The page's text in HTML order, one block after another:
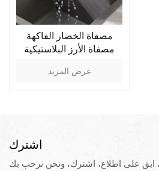
مصفاة الخضار الفاكهة
مصفاة الأرز البلاستيكية
عرض المزيد
اشترك
ابق على اطلاع، اشترك، ونحن نرحب بك